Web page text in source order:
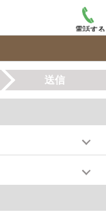
電話する
送信